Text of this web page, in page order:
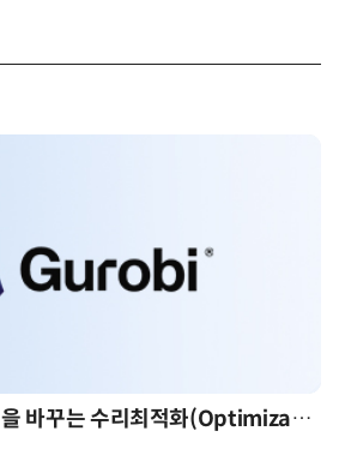
AI 시대의 의사결정을 바꾸는 수리최적화(Optimization): 실제 산업 적용 사례와 활용 전략